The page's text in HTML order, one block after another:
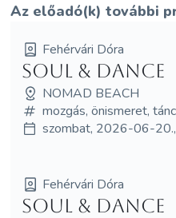
Az előadó(k) további
Fehérvári Dóra
Soul & Dance
NOMAD BEACH
mozgás, önismeret, tánc
szombat, 2026-06-
Fehérvári Dóra
Soul & Dance